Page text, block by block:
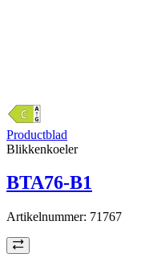
Productblad
Blikkenkoeler
BTA76-B1
Artikelnummer: 71767